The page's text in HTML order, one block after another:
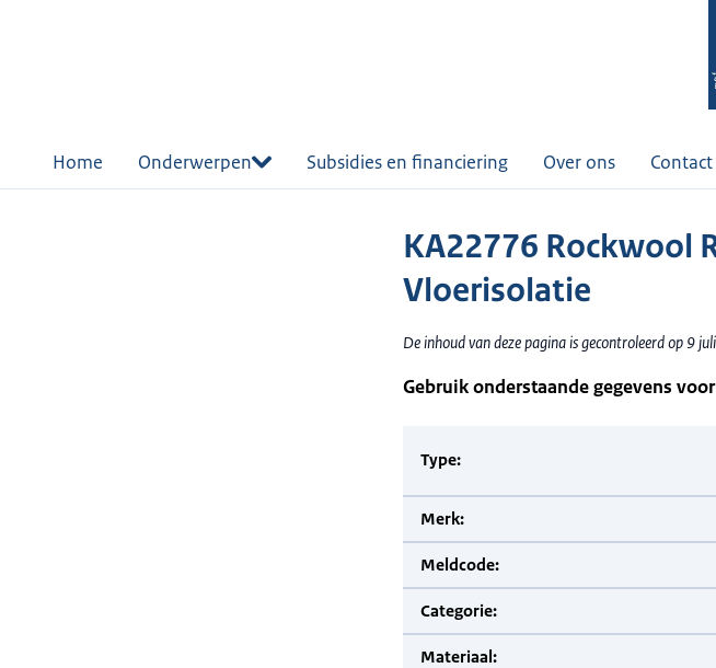
Home Onderwerpen Subsidies en financiering Over ons Contact
KA22776 Rockwool
Vloerisolatie
De inhoud van deze pagina is gecontroleerd op 9
Gebruik onderstaande gegevens
Type:
Merk:
Meldcode:
Categorie:
Materiaal: